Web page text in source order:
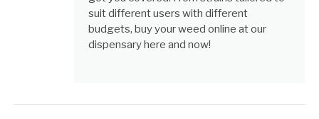
suit different users with different
budgets, buy your weed online at our
dispensary here and now!